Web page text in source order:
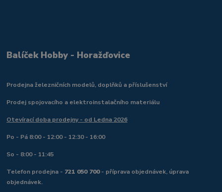
Balíček Hobby - Horažďovice
Prodejna železničních modelů, doplňků a příslušenství
Prodej spojovacího a elektroinstalačního materiálu
Otevírací doba prodejny - od Ledna 2026
Po - Pá 8:00 - 12:00 - 12:30 - 16:00
So - 8:00 - 11:45
Telefon prodejna - 721 050 700- příprava objednávek, úprava
objednávek.